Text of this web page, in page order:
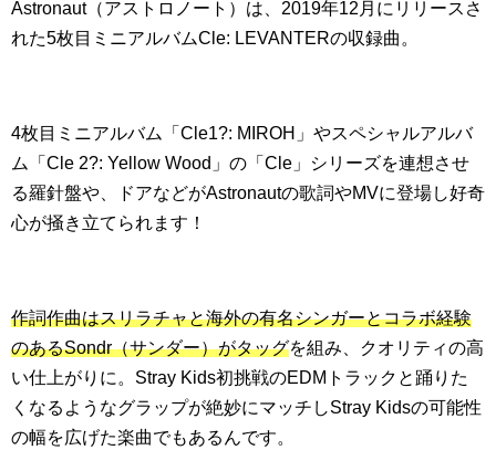
Astronaut（アストロノート）は、2019年12月にリリースさ
れた5枚目ミニアルバムCle: LEVANTERの収録曲。
4枚目ミニアルバム「Cle1?: MIROH」やスペシャルアルバ
ム「Cle 2?: Yellow Wood」の「Cle」シリーズを連想させ
る羅針盤や、ドアなどがAstronautの歌詞やMVに登場し好奇
心が掻き立てられます！
作詞作曲はスリラチャと海外の有名シンガーとコラボ経験
のあるSondr（サンダー）がタッグを組み、クオリティの高
い仕上がりに。Stray Kids初挑戦のEDMトラックと踊りた
くなるようなグラップが絶妙にマッチしStray Kidsの可能性
の幅を広げた楽曲でもあるんです。